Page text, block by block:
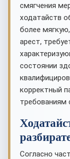
смягчения
ходатайств
более
арест,
состоянии
корректный
требованиям
Согласно